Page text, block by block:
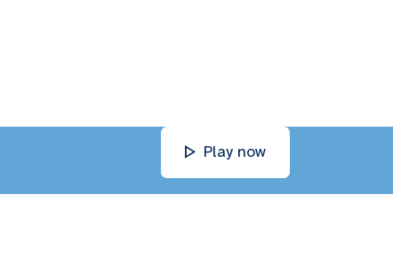
Play now